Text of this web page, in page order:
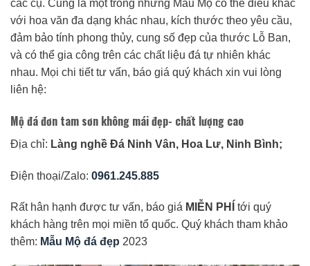
các cụ. Cũng là một trong những Mẫu Mộ có thể điêu khắc
với hoa văn đa dạng khác nhau, kích thước theo yêu cầu,
đảm bảo tính phong thủy, cung số đẹp của thước Lỗ Ban,
và có thể gia công trên các chất liệu đá tự nhiên khác
nhau. Mọi chi tiết tư vấn, báo giá quý khách xin vui lòng
liên hệ:
Mộ đá đơn tam sơn không mái đẹp- chất lượng cao
Địa chỉ: Làng nghề Đá Ninh Vân, Hoa Lư, Ninh Bình;
Điện thoại/Zalo: 0961.245.885
Rất hân hạnh được tư vấn, báo giá MIỄN PHÍ
tới quý
khách hàng trên mọi miền tổ quốc. Quý khách tham khảo
thêm: Mẫu Mộ đá đẹp 2023